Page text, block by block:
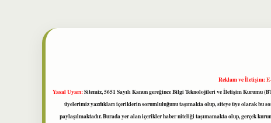
Reklam ve İletişim:
Yasal Uyarı:Sitemiz, 5651 Sayılı Kanun gereğince Bilgi Teknolojileri ve İletişim Kurumu
üyelerimiz yazdıkları içeriklerin sorumluluğunu taşımakta olup, siteye üye olarak bu
paylaşılmaktadır. Burada yer alan içerikler haber niteliği taşımamakta olup, gerçek